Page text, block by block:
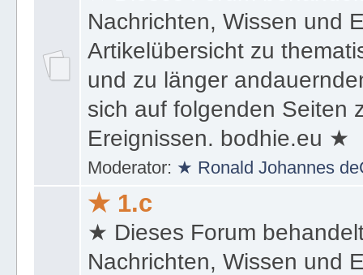
Nachrichten, Wissen und
Artikelübersicht zu
und zu länger
sich auf folgenden Seiten
Ereignissen. bodhie.eu ★
Moderator: ★ Ronald Johannes
★ 1.c
★ Dieses Forum
Nachrichten, Wissen und